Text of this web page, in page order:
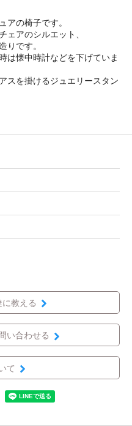
アの椅子です。
ェアのシルエット、
りです。
は懐中時計などを下げていま
スを掛けるジュエリースタン
に教える
い合わせる
て